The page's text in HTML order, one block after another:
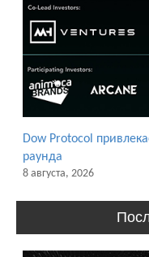
Dow Protocol
раунда
8 августа, 2026